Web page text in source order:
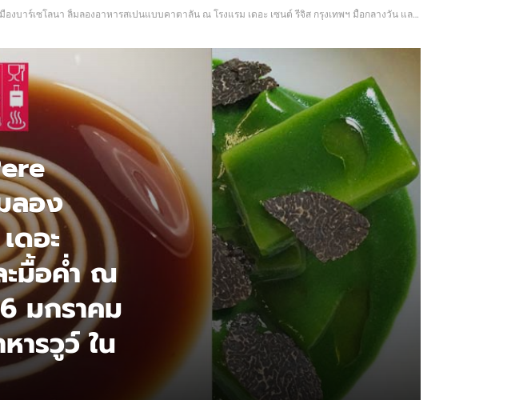
ณ โรงแรม เดอะ เซนต์ รีจิส กรุงเทพฯ มื้อกลางวัน และมื้อค่ำ ณ ห้องอาหารโจโจ ตั้งแต่วันที่ 22 ถึง 26 มกราคม 2562 และบรั้นช์วันอาทิตย์ ณ ห้องอาหารวูว์ ในวันที่ 27 มกราคม 2562
ลอง
ดอะ
ะมื้อค่ำ ณ
มกราคม
รวูว์ ใน